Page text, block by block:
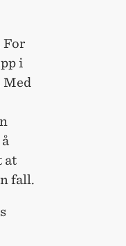
For
i
Med
at
fall.